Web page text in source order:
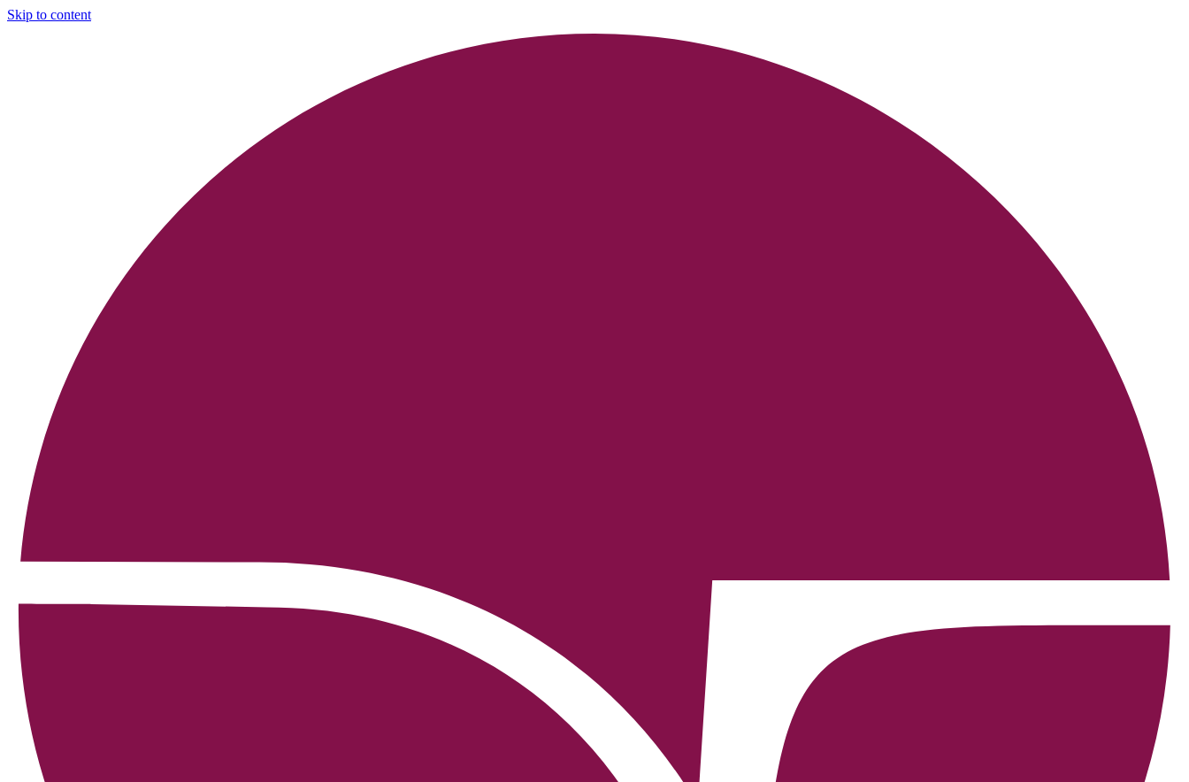
Skip to content